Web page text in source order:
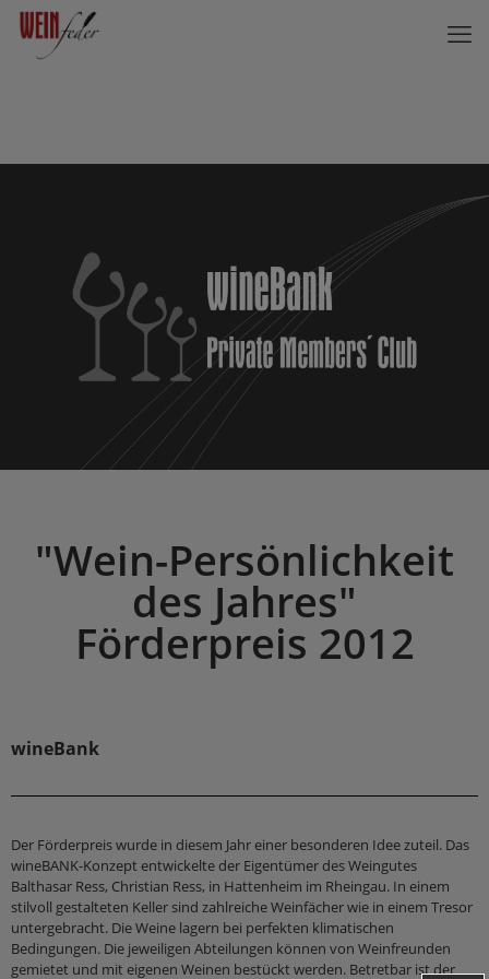
"Wein-Persönlichkeit
des Jahres"
Förderpreis 2012
wineBank
Der Förderpreis wurde in diesem Jahr einer besonderen Idee zuteil. Das
wineBANK-Konzept entwickelte der Eigentümer des Weingutes
Balthasar Ress, Christian Ress, in Hattenheim im Rheingau. In einem
stilvoll gestalteten Keller sind zahlreiche Weinfächer wie in einem Tresor
untergebracht. Die Weine lagern bei perfekten klimatischen
Bedingungen. Die jeweiligen Abteilungen können von Weinfreunden
gemietet und mit eigenen Weinen bestückt werden. Betretbar ist der